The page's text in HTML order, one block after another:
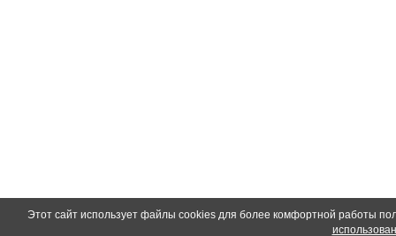
Этот сайт использует файлы cookies для более комфортной работы